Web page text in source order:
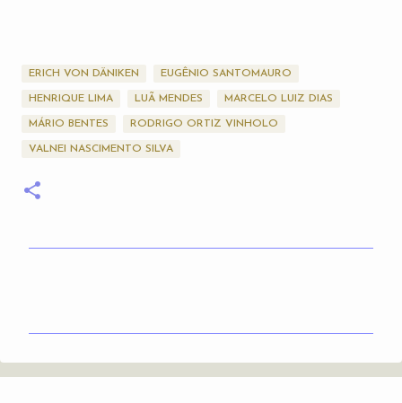
ERICH VON DÄNIKEN EUGÊNIO SANTOMAURO
HENRIQUE LIMA LUÃ MENDES MARCELO LUIZ DIAS
MÁRIO BENTES RODRIGO ORTIZ VINHOLO
VALNEI NASCIMENTO SILVA
n